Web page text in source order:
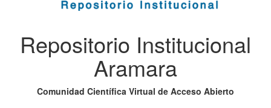
Repositorio Institucional
Aramara
Comunidad Científica Virtual de Acceso Abierto